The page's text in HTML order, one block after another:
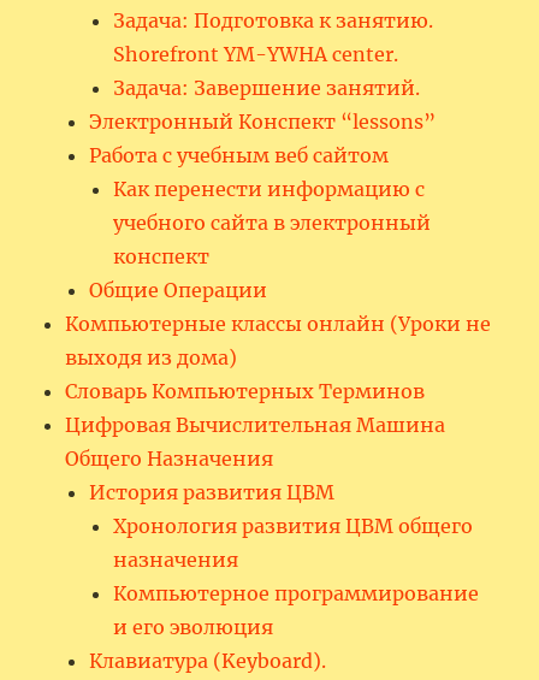
Задача: Подготовка к занятию.
Shorefront YM-YWHA center.
Задача: Завершение занятий.
Электронный Конспект “lessons”
Работа с учебным веб сайтом
Как перенести информацию с
учебного сайта в электронный
конспект
Общие Операции
Компьютерные классы онлайн (Уроки не
выходя из дома)
Словарь Компьютерных Терминов
Цифровая Вычислительная Машина
Общего Назначения
История развития ЦВМ
Хронология развития ЦВМ общего
назначения
Компьютерное программирование
и его эволюция
Клавиатура (Keyboard).